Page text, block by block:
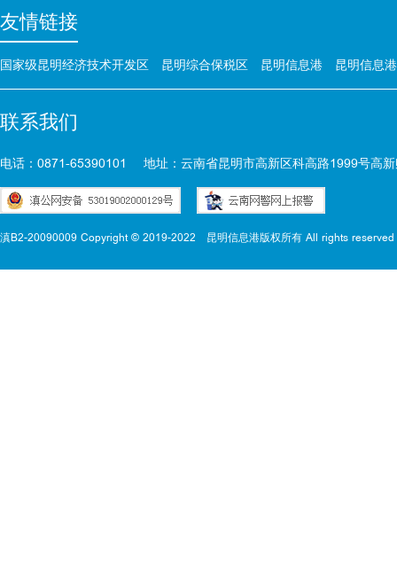
友情链接
国家级昆明经济技术开发区 昆明综合保税区 昆明信息港 昆明信息
联系我们
电话：0871-65390101 地址：云南省昆明市高新区科高路1999号高
滇B2-20090009 Copyright © 2019-2022 昆明信息港版权所有 All rights reserved